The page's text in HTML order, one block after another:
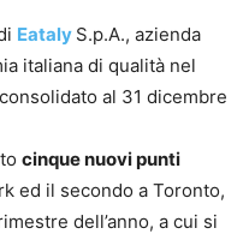
Eataly S.p.A., azienda
italiana di qualità nel
al 31 dicembre
cinque nuovi punti
ed il secondo a Toronto,
dell’anno, a cui si